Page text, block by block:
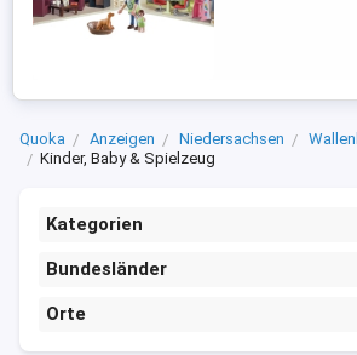
Quoka Anzeigen Niedersachsen
Kinder, Baby & Spielzeug
Kategorien
Bundesländer
Orte